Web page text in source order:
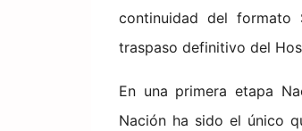
continuidad del formato
traspaso definitivo del
En una primera etapa
Nación ha sido el único